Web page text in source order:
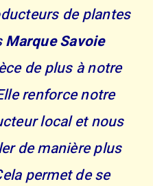
de plantes
Marque Savoie
de plus à notre
renforce notre
local et nous
de manière plus
permet de se